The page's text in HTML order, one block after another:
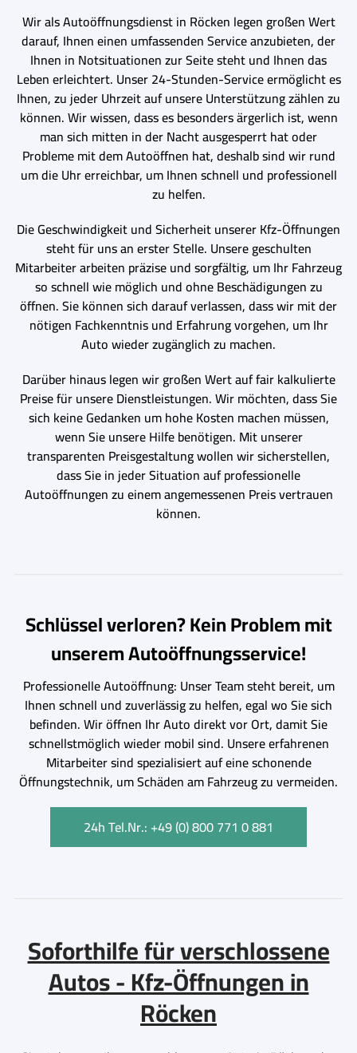
Wir als Autoöffnungsdienst in Röcken legen großen Wert
darauf, Ihnen einen umfassenden Service anzubieten, der
Ihnen in Notsituationen zur Seite steht und Ihnen das
Leben erleichtert. Unser 24-Stunden-Service ermöglicht es
Ihnen, zu jeder Uhrzeit auf unsere Unterstützung zählen zu
können. Wir wissen, dass es besonders ärgerlich ist, wenn
man sich mitten in der Nacht ausgesperrt hat oder
Probleme mit dem Autoöffnen hat, deshalb sind wir rund
um die Uhr erreichbar, um Ihnen schnell und professionell
zu helfen.
Die Geschwindigkeit und Sicherheit unserer Kfz-Öffnungen
steht für uns an erster Stelle. Unsere geschulten
Mitarbeiter arbeiten präzise und sorgfältig, um Ihr Fahrzeug
so schnell wie möglich und ohne Beschädigungen zu
öffnen. Sie können sich darauf verlassen, dass wir mit der
nötigen Fachkenntnis und Erfahrung vorgehen, um Ihr
Auto wieder zugänglich zu machen.
Darüber hinaus legen wir großen Wert auf fair kalkulierte
Preise für unsere Dienstleistungen. Wir möchten, dass Sie
sich keine Gedanken um hohe Kosten machen müssen,
wenn Sie unsere Hilfe benötigen. Mit unserer
transparenten Preisgestaltung wollen wir sicherstellen,
dass Sie in jeder Situation auf professionelle
Autoöffnungen zu einem angemessenen Preis vertrauen
können.
Schlüssel verloren? Kein Problem mit
unserem Autoöffnungsservice!
Professionelle Autoöffnung: Unser Team steht bereit, um
Ihnen schnell und zuverlässig zu helfen, egal wo Sie sich
befinden. Wir öffnen Ihr Auto direkt vor Ort, damit Sie
schnellstmöglich wieder mobil sind. Unsere erfahrenen
Mitarbeiter sind spezialisiert auf eine schonende
Öffnungstechnik, um Schäden am Fahrzeug zu vermeiden.
24h Tel.Nr.: +49 (0) 800 771 0 881
Soforthilfe für verschlossene
Autos - Kfz-Öffnungen in
Röcken